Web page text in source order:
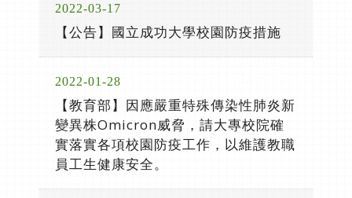
2022-03-17
【公告】國立成功大學校園防疫措施
2022-01-28
【教育部】因應嚴重特殊傳染性肺炎新
變異株Omicron威脅，請大專校院確
實落實各項校園防疫工作，以維護教職
員工生健康安全。